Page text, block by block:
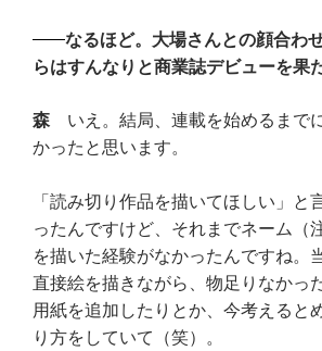
なるほど。大場さんとの顔合わ
らはすんなりと商業誌デビューを果
森 いえ。結局、連載を始めるまで
かったと思います。
「読み切り作品を描いてほしい」と
ったんですけど、それまでネーム（
を描いた経験がなかったんですね。
直接絵を描きながら、物足りなかっ
用紙を追加したりとか、今考えると
り方をしていて（笑）。